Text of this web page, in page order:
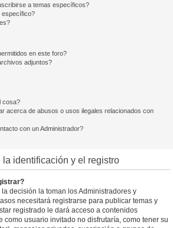
a temas específicos?
específico?
en este foro?
adjuntos?
cosa?
acerca de abusos o usos ilegales relacionados con
con un Administrador?
la identificación y el registro
decisión la toman los Administradores y
necesitará registrarse para publicar temas y
registrado le dará acceso a contenidos
como usuario invitado no disfrutaría, como tener su